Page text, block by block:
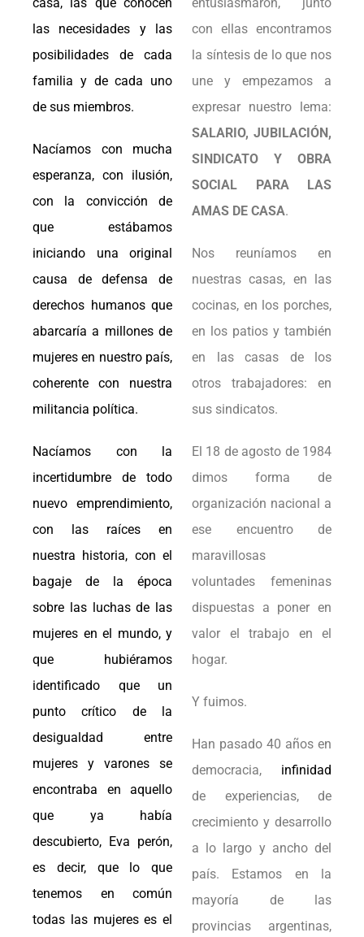
las necesidades y las
posibilidades de cada
familia y de cada uno
de sus miembros.
Nacíamos con mucha
esperanza, con ilusión,
con la convicción de
que estábamos
iniciando una original
causa de defensa de
derechos humanos que
abarcaría a millones de
mujeres en nuestro país,
coherente con nuestra
militancia política.
Nacíamos con la
incertidumbre de todo
nuevo emprendimiento,
con las raíces en
nuestra historia, con el
bagaje de la época
sobre las luchas de las
mujeres en el mundo, y
que hubiéramos
identificado que un
punto crítico de la
desigualdad entre
mujeres y varones se
encontraba en aquello
que ya había
descubierto, Eva perón,
es decir, que lo que
tenemos en común
todas las mujeres es el
con ellas encontramos
la síntesis de lo que nos
une y empezamos a
expresar nuestro lema:
SALARIO, JUBILACIÓN,
SINDICATO Y OBRA
SOCIAL PARA LAS
AMAS DE CASA.
Nos reuníamos en
nuestras casas, en las
cocinas, en los porches,
en los patios y también
en las casas de los
otros trabajadores: en
sus sindicatos.
El 18 de agosto de 1984
dimos forma de
organización nacional a
ese encuentro de
maravillosas
voluntades femeninas
dispuestas a poner en
valor el trabajo en el
hogar.
Y fuimos.
Han pasado 40 años en
democracia, infinidad
de experiencias, de
crecimiento y desarrollo
a lo largo y ancho del
país. Estamos en la
mayoría de las
provincias argentinas,